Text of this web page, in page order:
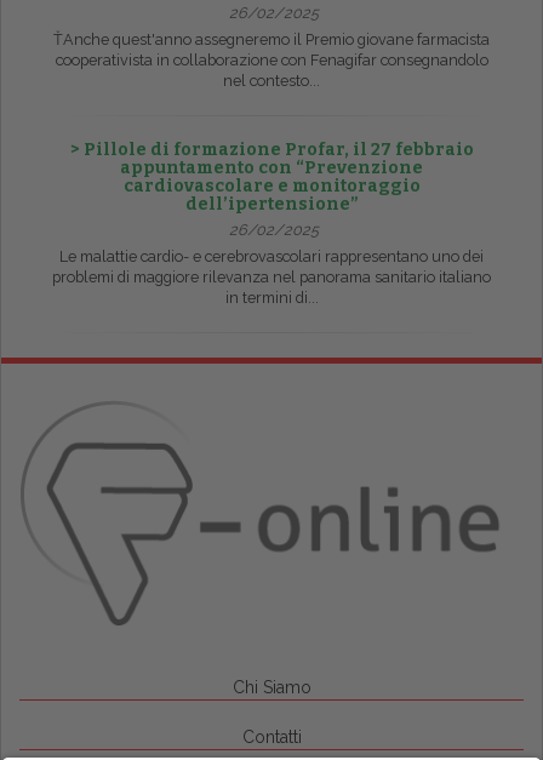
26/02/2025
ŤAnche quest'anno assegneremo il Premio giovane farmacista
cooperativista in collaborazione con Fenagifar consegnandolo
nel contesto...
> Pillole di formazione Profar, il 27 febbraio
appuntamento con “Prevenzione
cardiovascolare e monitoraggio
dell’ipertensione”
26/02/2025
Le malattie cardio- e cerebrovascolari rappresentano uno dei
problemi di maggiore rilevanza nel panorama sanitario italiano
in termini di...
Chi Siamo
Contatti